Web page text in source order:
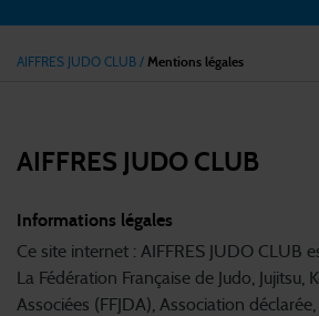
AIFFRES JUDO CLUB / Mentions légales
AIFFRES JUDO CLUB
Informations légales
Ce site internet : AIFFRES JUDO CLUB
La Fédération Française de Judo, Jujitsu,
Associées (FFJDA), Association